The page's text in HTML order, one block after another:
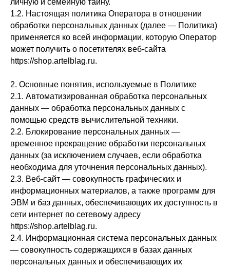
личную и семейную тайну.
1.2. Настоящая политика Оператора в отношении
обработки персональных данных (далее — Политика)
применяется ко всей информации, которую Оператор
может получить о посетителях веб-сайта
https://shop.artelblag.ru.
2. Основные понятия, используемые в Политике
2.1. Автоматизированная обработка персональных
данных — обработка персональных данных с
помощью средств вычислительной техники.
2.2. Блокирование персональных данных —
временное прекращение обработки персональных
данных (за исключением случаев, если обработка
необходима для уточнения персональных данных).
2.3. Веб-сайт — совокупность графических и
информационных материалов, а также программ для
ЭВМ и баз данных, обеспечивающих их доступность в
сети интернет по сетевому адресу
https://shop.artelblag.ru.
2.4. Информационная система персональных данных
— совокупность содержащихся в базах данных
персональных данных и обеспечивающих их